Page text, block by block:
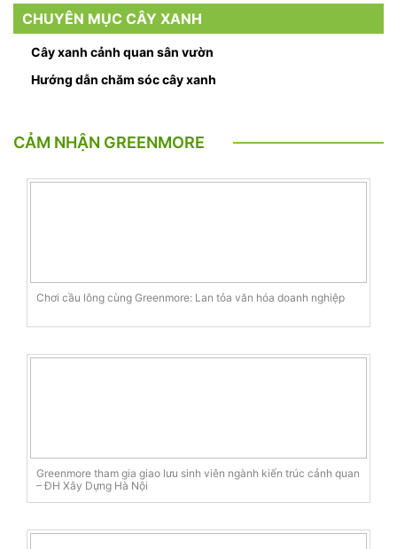
CHUYÊN MỤC CÂY XANH
Cây xanh cảnh quan sân vườn
Hướng dẫn chăm sóc cây xanh
CẢM NHẬN GREENMORE
Chơi cầu lông cùng Greenmore: Lan tỏa văn hóa doanh nghiệp
Greenmore tham gia giao lưu sinh viên ngành kiến trúc cảnh quan
– ĐH Xây Dựng Hà Nội